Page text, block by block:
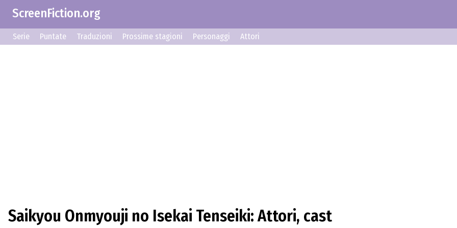
ScreenFiction.org
Serie Puntate Traduzioni Prossime stagioni Personaggi Attori
Saikyou Onmyouji no Isekai Tenseiki: Attori, cast